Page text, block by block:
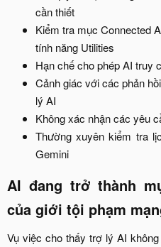
cần thiết​
Kiểm tra mục Connected
tính năng Utilities​
Hạn chế cho phép AI truy
Cảnh giác với các phản
lý AI​
Không xác nhận các yêu
Thường xuyên kiểm tra
Gemini​
AI đang trở thành
của giới tội phạm
Vụ việc cho thấy trợ lý AI